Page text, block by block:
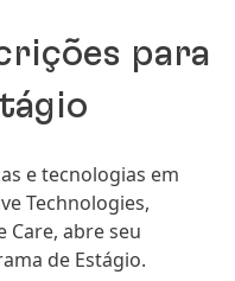
para
e tecnologias em
Technologies,
Care, abre seu
de Estágio.